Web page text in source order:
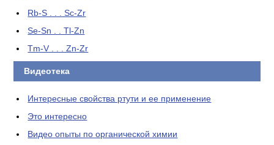
Rb-S . . . Sc-Zr
Se-Sn . . Tl-Zn
Tm-V . . . Zn-Zr
Видеотека
Интересные свойства ртути и ее применение
Это интересно
Видео опыты по органической химии